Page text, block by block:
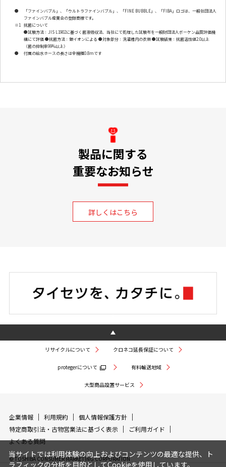
●
「ファインバブル」、「ウルトラファインバブル」、「FINE BUBBLE」、「FIBA」ロゴは、一般社団法人
ファインバブル産業会の登録商標です。
※1
抗菌について
●試験方法：JIS L1902に基づく菌液吸収法、当社にて処理した試験布を一般財団法人ボーケン品質評価機
構にて評価 ●抗菌方法：銀イオンによる ●対象部分：洗濯槽内の衣類 ●試験結果：抗菌活性値2.0以上
（菌の抑制率99%以上）
●
付属の給水ホースの長さは全機種0.8mです
製品に関する
重要なお知らせ
詳しくはこちら
リサイクルについて クロネコ延長保証について
protegerについて 有料輸送地域
大型商品設置サービス
企業情報 利用規約
個人情報保護方針
特定商取引法・古物営業法に基づく表示
ご利用ガイド
よくある質問
© TOSHIBA CONSUMER MARKETING CORPORATION
当サイトでは利用体験の向上およびコンテンツの最適な提供、ト
ラフィックの分析を目的としてCookieを使用しています。